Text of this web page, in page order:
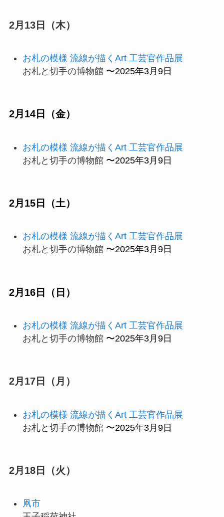
2月13日（木）
お札の模様 流線が描くArt 工芸官作品展
お札と切手の博物館 〜2025年3月9日
2月14日（金）
お札の模様 流線が描くArt 工芸官作品展
お札と切手の博物館 〜2025年3月9日
2月15日（土）
お札の模様 流線が描くArt 工芸官作品展
お札と切手の博物館 〜2025年3月9日
2月16日（日）
お札の模様 流線が描くArt 工芸官作品展
お札と切手の博物館 〜2025年3月9日
2月17日（月）
お札の模様 流線が描くArt 工芸官作品展
お札と切手の博物館 〜2025年3月9日
2月18日（火）
凧市